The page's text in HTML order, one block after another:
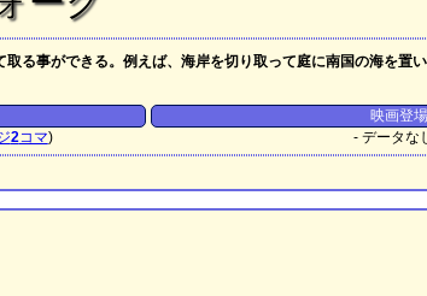
る事ができる。例えば、海岸を切り取って庭に南国の海を置
2コマ)
映画登場
- データな